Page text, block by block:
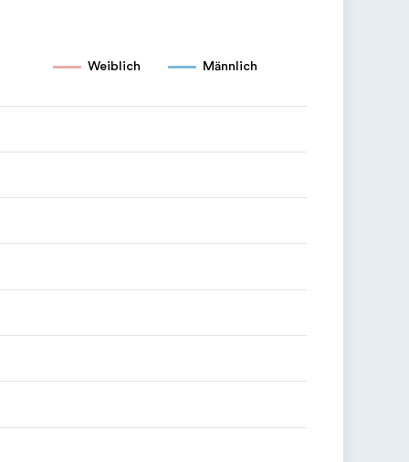
Weiblich Männlich